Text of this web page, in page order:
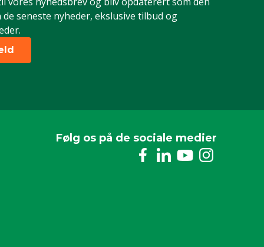
seneste nyheder, ekslusive tilbud og
Følg os på de sociale medier